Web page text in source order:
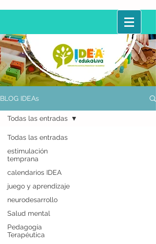
BLOG IDEAs
Todas las entradas
estimulación
temprana
calendarios IDEA
juego y aprendizaje
neurodesarrollo
Salud mental
Pedagogía
Terapéutica
Todas las entradas